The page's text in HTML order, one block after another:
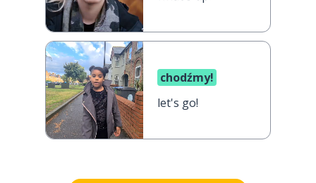
chodźmy!
let's go!